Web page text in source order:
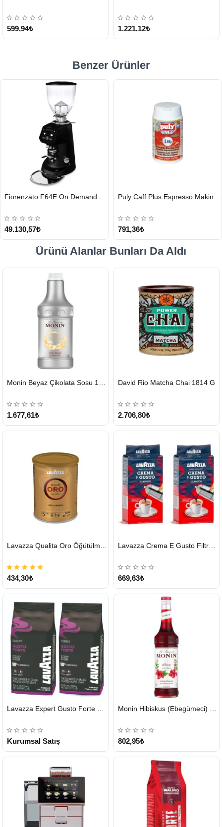
791,36₺ 2.868,40₺
Benzer Ürünler
GÖNDERİ
49.130,57₺
GÖNDERİ
791,36₺
Ürünü Alanlar Bunları Da Aldı
GÖNDERİ
1.677,61₺
GÖNDERİ
David Rio Matcha Chai 1814 G
2.706,80₺
GÖNDERİ
434,30₺
GÖNDERİ
Lavazza Crema E Gusto Filtre Kahve 250 G X 2
669,63₺
GÖNDERİ
Kurumsal Satış
GÖNDERİ
802,95₺